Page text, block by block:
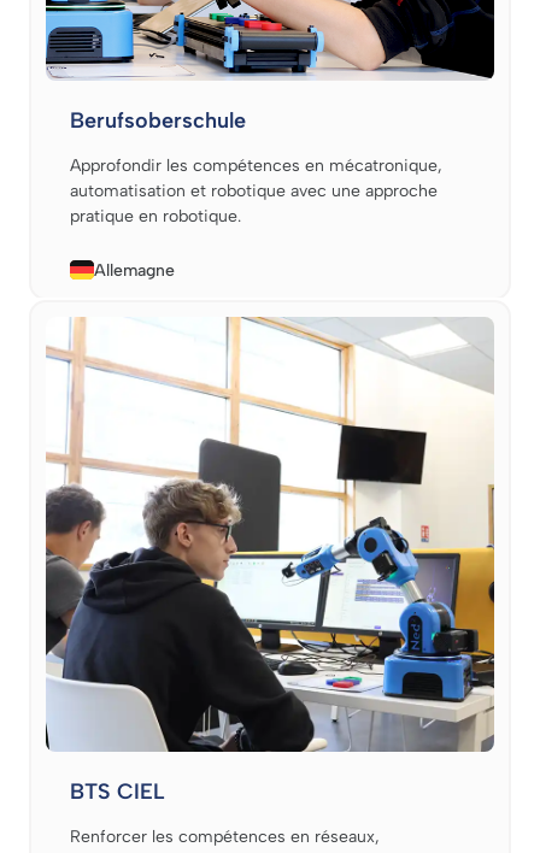
Berufsoberschule
Approfondir les compétences en mécatronique,
automatisation et robotique avec une approche
pratique en robotique.
Allemagne
BTS CIEL
Renforcer les compétences en réseaux,